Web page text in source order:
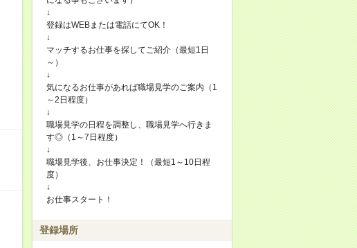
↓
登録はWEBまたは電話にてOK！
↓
マッチするお仕事を探してご紹介（最短1日
～）
↓
気になるお仕事があれば職場見学のご案内（1
～2日程度）
↓
職場見学の日程を調整し、職場見学へ行きま
す◎（1～7日程度）
↓
職場見学後、お仕事決定！（最短1～10日程
度）
↓
お仕事スタート！
登録場所